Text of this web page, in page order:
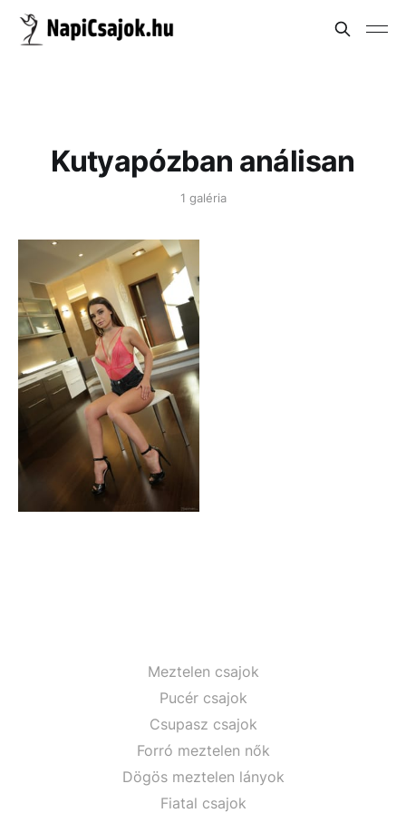
Kutyapózban análisan
1 galéria
Meztelen csajok
Pucér csajok
Csupasz csajok
Forró meztelen nők
Dögös meztelen lányok
Fiatal csajok